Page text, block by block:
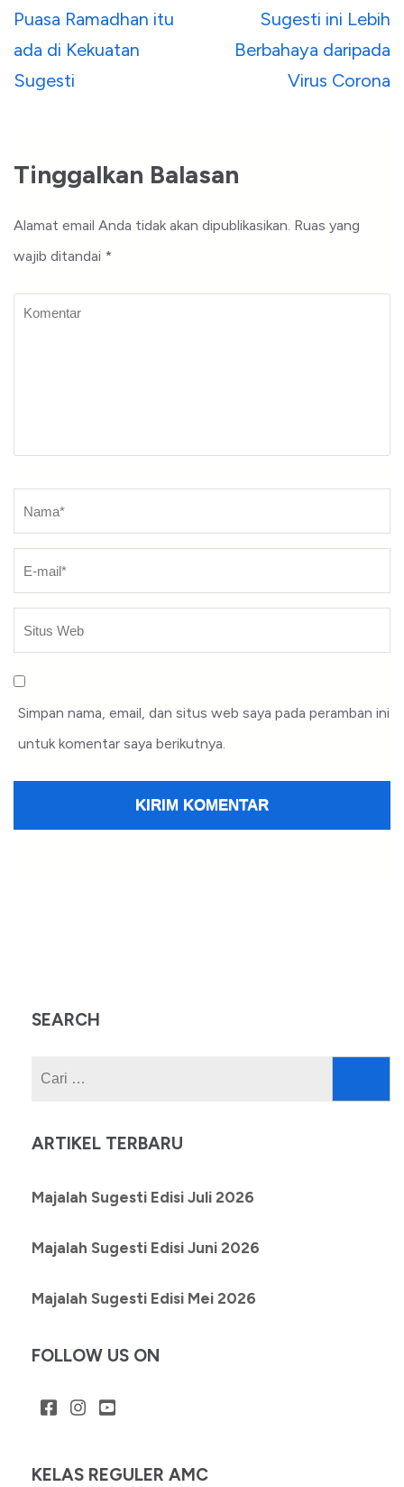
pos
Puasa Ramadhan itu
ada di Kekuatan
Sugesti
Sugesti ini Lebih
Berbahaya daripada
Virus Corona
Tinggalkan Balasan
Alamat email Anda tidak akan dipublikasikan. Ruas yang
wajib ditandai *
Komentar
Nama
Simpan nama, email, dan situs web saya pada peramban ini
untuk komentar saya berikutnya.
SEARCH
ARTIKEL TERBARU
Majalah Sugesti Edisi Juli 2026
Majalah Sugesti Edisi Juni 2026
Majalah Sugesti Edisi Mei 2026
FOLLOW US ON
KELAS REGULER AMC